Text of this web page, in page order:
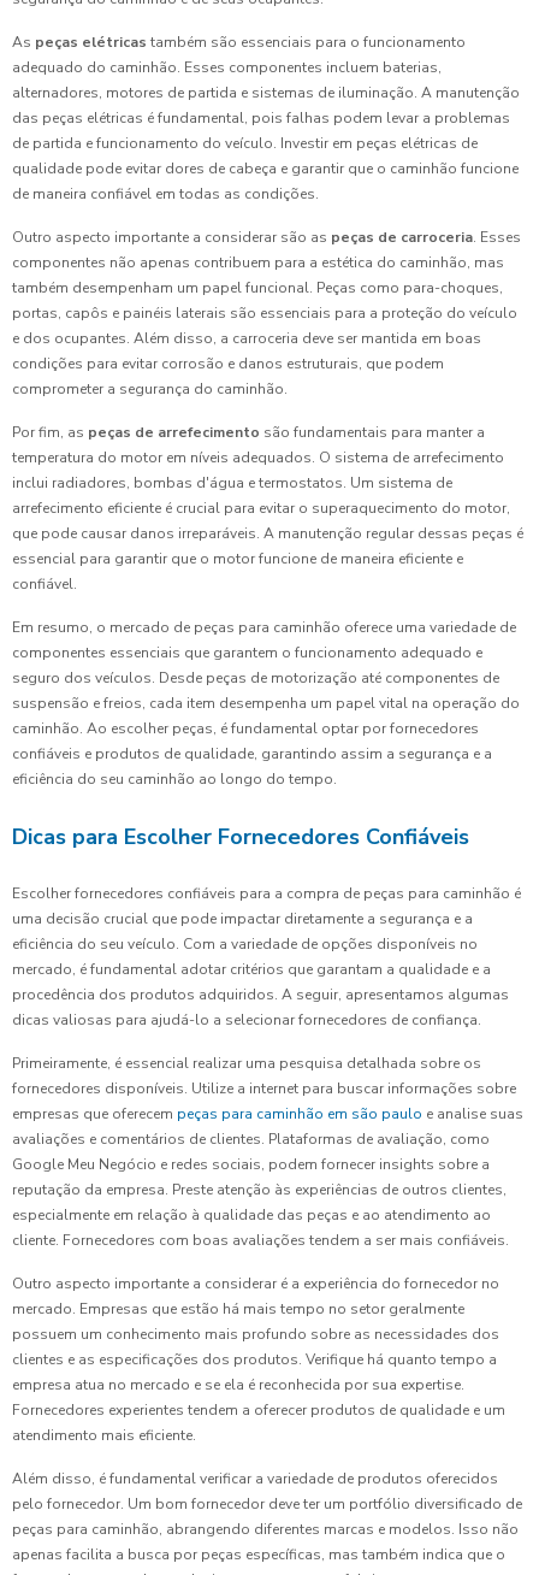
As peças elétricas também são essenciais para o funcionamento
adequado do caminhão. Esses componentes incluem baterias,
alternadores, motores de partida e sistemas de iluminação. A manutenção
das peças elétricas é fundamental, pois falhas podem levar a problemas
de partida e funcionamento do veículo. Investir em peças elétricas de
qualidade pode evitar dores de cabeça e garantir que o caminhão funcione
de maneira confiável em todas as condições.
Outro aspecto importante a considerar são as peças de carroceria. Esses
componentes não apenas contribuem para a estética do caminhão, mas
também desempenham um papel funcional. Peças como para-choques,
portas, capôs e painéis laterais são essenciais para a proteção do veículo
e dos ocupantes. Além disso, a carroceria deve ser mantida em boas
condições para evitar corrosão e danos estruturais, que podem
comprometer a segurança do caminhão.
Por fim, as peças de arrefecimento são fundamentais para manter a
temperatura do motor em níveis adequados. O sistema de arrefecimento
inclui radiadores, bombas d'água e termostatos. Um sistema de
arrefecimento eficiente é crucial para evitar o superaquecimento do motor,
que pode causar danos irreparáveis. A manutenção regular dessas peças é
essencial para garantir que o motor funcione de maneira eficiente e
confiável.
Em resumo, o mercado de peças para caminhão oferece uma variedade de
componentes essenciais que garantem o funcionamento adequado e
seguro dos veículos. Desde peças de motorização até componentes de
suspensão e freios, cada item desempenha um papel vital na operação do
caminhão. Ao escolher peças, é fundamental optar por fornecedores
confiáveis e produtos de qualidade, garantindo assim a segurança e a
eficiência do seu caminhão ao longo do tempo.
Dicas para Escolher Fornecedores Confiáveis
Escolher fornecedores confiáveis para a compra de peças para caminhão é
uma decisão crucial que pode impactar diretamente a segurança e a
eficiência do seu veículo. Com a variedade de opções disponíveis no
mercado, é fundamental adotar critérios que garantam a qualidade e a
procedência dos produtos adquiridos. A seguir, apresentamos algumas
dicas valiosas para ajudá-lo a selecionar fornecedores de confiança.
Primeiramente, é essencial realizar uma pesquisa detalhada sobre os
fornecedores disponíveis. Utilize a internet para buscar informações sobre
empresas que oferecem peças para caminhão em são paulo e analise suas
avaliações e comentários de clientes. Plataformas de avaliação, como
Google Meu Negócio e redes sociais, podem fornecer insights sobre a
reputação da empresa. Preste atenção às experiências de outros clientes,
especialmente em relação à qualidade das peças e ao atendimento ao
cliente. Fornecedores com boas avaliações tendem a ser mais confiáveis.
Outro aspecto importante a considerar é a experiência do fornecedor no
mercado. Empresas que estão há mais tempo no setor geralmente
possuem um conhecimento mais profundo sobre as necessidades dos
clientes e as especificações dos produtos. Verifique há quanto tempo a
empresa atua no mercado e se ela é reconhecida por sua expertise.
Fornecedores experientes tendem a oferecer produtos de qualidade e um
atendimento mais eficiente.
Além disso, é fundamental verificar a variedade de produtos oferecidos
pelo fornecedor. Um bom fornecedor deve ter um portfólio diversificado de
peças para caminhão, abrangendo diferentes marcas e modelos. Isso não
apenas facilita a busca por peças específicas, mas também indica que o